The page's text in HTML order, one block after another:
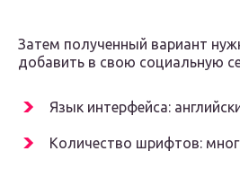
Затем полученный вариант
добавить в свою социальную
Язык интерфейса:
Количество шрифтов: